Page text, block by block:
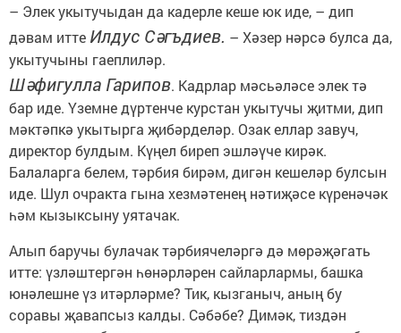
– Элек укытучыдан да кадерле кеше юк иде, – дип
дәвам итте Илдус Сәгъдиев. – Хәзер нәрсә булса да,
укытучыны гаеплиләр.
Шәфигулла Гарипов. Кадрлар мәсьәләсе элек тә
бар иде. Үземне дүртенче курстан укытучы җитми, дип
мәктәпкә укытырга җибәрделәр. Озак еллар завуч,
директор булдым. Күңел биреп эшләүче кирәк.
Балаларга белем, тәрбия бирәм, дигән кешеләр булсын
иде. Шул очракта гына хезмәтенең нәтиҗәсе күренәчәк
һәм кызыксыну уятачак.
Алып баручы булачак тәрбиячеләргә дә мөрәҗәгать
итте: үзләштергән һөнәрләрен сайларлармы, башка
юнәлешне үз итәрләрме? Тик, кызганыч, аның бу
соравы җавапсыз калды. Сәбәбе? Димәк, тиздән